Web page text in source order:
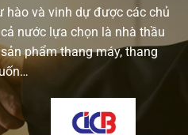
hào và vinh dự được các chủ
nước lựa chọn là nhà thầu
phẩm thang máy, thang